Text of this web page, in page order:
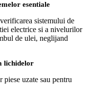
esentiale
sistemului de
electrice si a nivelurilor
de ulei, neglijand
lichidelor
uzate sau pentru